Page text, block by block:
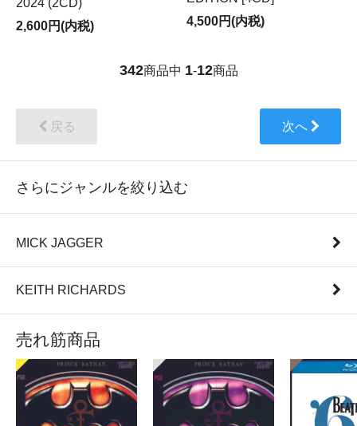
2,600円(内税)
4,500円(内税)
342商品中 1-12商品
戻る 次へ
さらにジャンルを絞り込む
MICK JAGGER
KEITH RICHARDS
売れ筋商品